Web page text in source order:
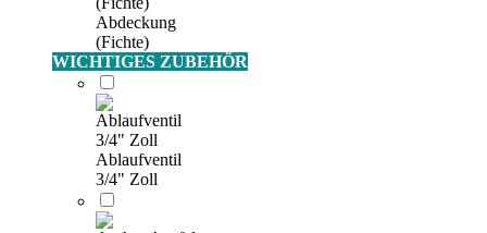
Abdeckung
(Fichte)
WICHTIGES ZUBEHÖR
Ablaufventil
3/4" Zoll